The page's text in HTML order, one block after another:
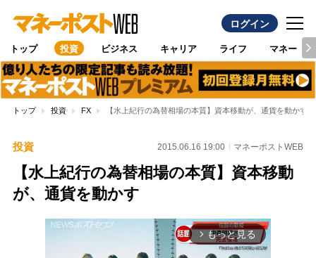
ログイン
トップ 投資 ビジネス キャリア ライフ マネー
トップ 投資 FX 【水上紀行の為替相場の本質】資本移動が、通貨を動かす
投資 2015.06.16 19:00 マネーポストWEB
【水上紀行の為替相場の本質】資本移動
が、通貨を動かす
arrow_forward_ios もっと見る